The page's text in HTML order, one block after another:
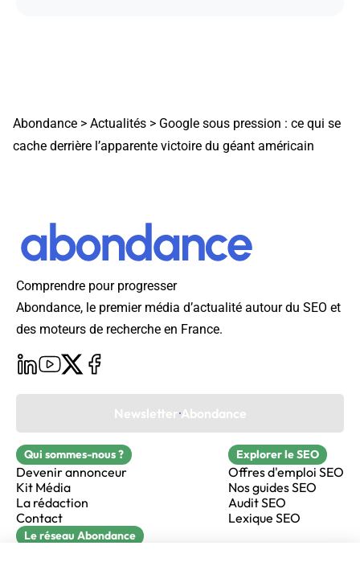
Abondance > Actualités > Google sous pression : ce qui se
cache derrière l’apparente victoire du géant américain
Comprendre pour progresser
Abondance, le premier média d’actualité autour du SEO et
des moteurs de recherche en France.
Newsletter Abondance
Qui sommes-nous ?
Devenir annonceur
Kit Média
La rédaction
Contact
Explorer le SEO
Offres d'emploi SEO
Nos guides SEO
Audit SEO
Lexique SEO
Le réseau Abondance